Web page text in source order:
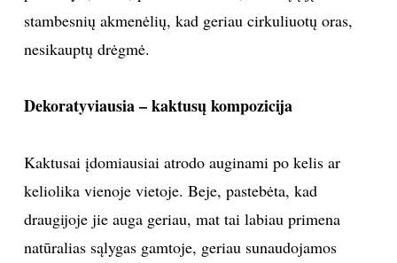
stambesnių akmenėlių, kad geriau cirkuliuotų oras,
nesikauptų drėgmė.
Dekoratyviausia – kaktusų kompozicija
Kaktusai įdomiausiai atrodo auginami po kelis ar
keliolika vienoje vietoje. Beje, pastebėta, kad
draugijoje jie auga geriau, mat tai labiau primena
natūralias sąlygas gamtoje, geriau sunaudojamos